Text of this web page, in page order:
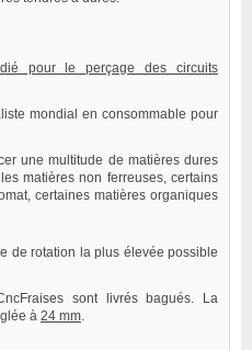
pour le perçage des circuits
mondial en consommable pour
une multitude de matières dures
matières non ferreuses, certains
certaines matières organiques
de rotation la plus élevée possible
sont livrés bagués. La
à 24 mm.